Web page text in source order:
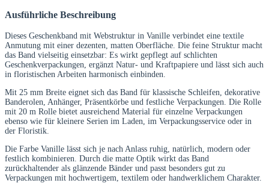
Ausführliche Beschreibung
Dieses Geschenkband mit Webstruktur in Vanille verbindet eine textile
Anmutung mit einer dezenten, matten Oberfläche. Die feine Struktur macht
das Band vielseitig einsetzbar: Es wirkt gepflegt auf schlichten
Geschenkverpackungen, ergänzt Natur- und Kraftpapiere und lässt sich auch
in floristischen Arbeiten harmonisch einbinden.
Mit 25 mm Breite eignet sich das Band für klassische Schleifen, dekorative
Banderolen, Anhänger, Präsentkörbe und festliche Verpackungen. Die Rolle
mit 20 m Rolle bietet ausreichend Material für einzelne Verpackungen
ebenso wie für kleinere Serien im Laden, im Verpackungsservice oder in
der Floristik.
Die Farbe Vanille lässt sich je nach Anlass ruhig, natürlich, modern oder
festlich kombinieren. Durch die matte Optik wirkt das Band
zurückhaltender als glänzende Bänder und passt besonders gut zu
Verpackungen mit hochwertigem, textilem oder handwerklichem Charakter.